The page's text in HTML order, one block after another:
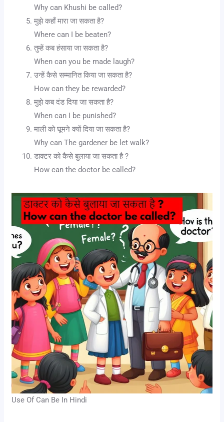
Why can Khushi be called?
मुझे कहाँ मारा जा सकता है?
Where can I be beaten?
तुम्हें कब हंसाया जा सकता है?
When can you be made laugh?
उन्हें कैसे सम्मानित किया जा सकता है?
How can they be rewarded?
मुझे कब दंड दिया जा सकता है?
When can I be punished?
माली को घूमने क्यों दिया जा सकता है?
Why can The gardener be let walk?
डाक्टर को कैसे बुलाया जा सकता है ?
How can the doctor be called?
Use Of Can Be In Hindi